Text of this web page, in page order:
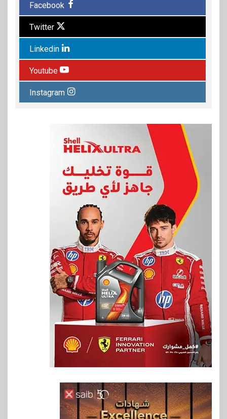
Facebook
Twitter
Linkedin
Youtube
Instagram
6
اخبار